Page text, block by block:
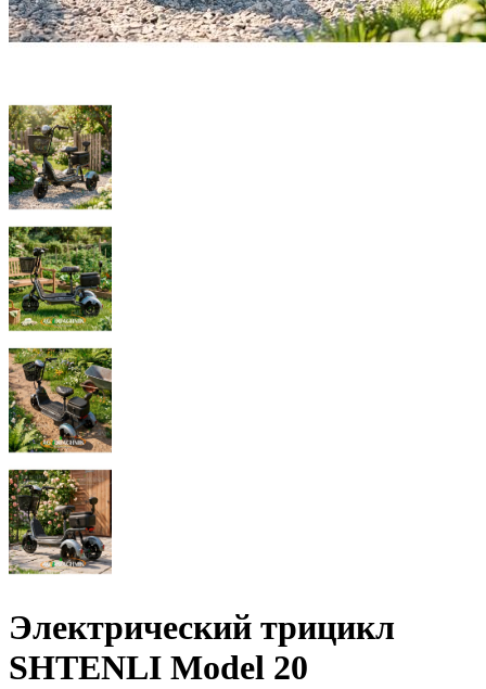
Электрический трицикл
SHTENLI Model 20